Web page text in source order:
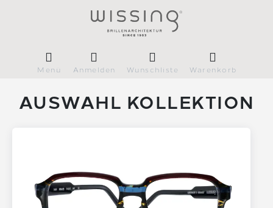
Menü Anmelden Wunschliste Warenkorb
AUSWAHL KOLLEKTION